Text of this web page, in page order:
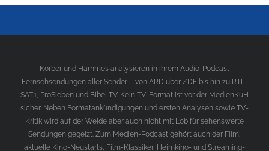
Körber und Hammes analysieren in ihrem Audio-Podcast
Fernsehsendungen aller Sender – von ARD über ZDF bis hin zu RTL,
SAT.1, ProSieben und Bibel TV. Kein TV-Format ist vor der MedienKuH
sicher. Neben Formatankündigungen und ersten Analysen sowie TV-
Kritik wird auf der Weide aber auch nicht mit Lob für sehenswerte
Sendungen gegeizt. Zum Medien-Podcast gehört auch der Film;
aktuelle Kino-Neustarts, Film-Klassiker, Heimkino- und Streaming-